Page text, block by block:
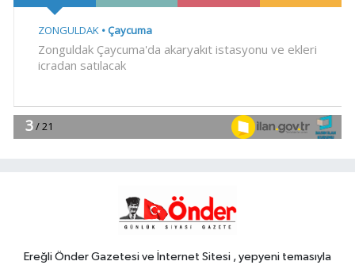
14:33
eden üç hastalık
14:32ÇELİKORDUSPOR’DAN
GURUR DOLU SEZON
SAVAŞINI KAYBETTİ
Ereğli Önder Gazetesi ve İnternet Sitesi , yepyeni temasıyla